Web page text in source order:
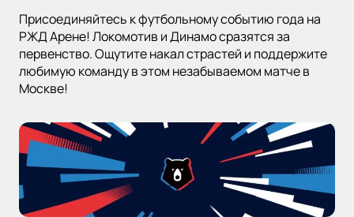
Присоединяйтесь к футбольному событию года на
РЖД Арене! Локомотив и Динамо сразятся за
первенство. Ощутите накал страстей и поддержите
любимую команду в этом незабываемом матче в
Москве!